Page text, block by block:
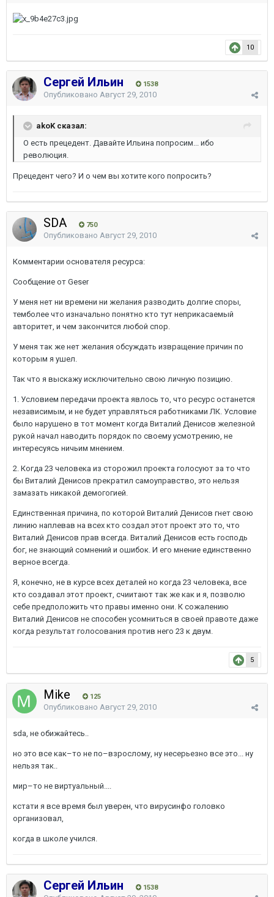
10
Сергей Ильин 1538
Опубликовано Август 29, 2010
akoK сказал:
О есть прецедент. Давайте Ильина попросим... ибо
революция.
Прецедент чего? И о чем вы хотите кого попросить?
SDA 750
Опубликовано Август 29, 2010
Комментарии основателя ресурса:
Сообщение от Geser
У меня нет ни времени ни желания разводить долгие споры,
темболее что изначально понятно кто тут неприкасаемый
авторитет, и чем закончится любой спор.
У меня так же нет желания обсуждать извращение причин по
которым я ушел.
Так что я выскажу исключительно свою личную позицию.
1. Условием передачи проекта явлось то, что ресурс останется
независимым, и не будет управляться работниками ЛК. Условие
было нарушено в тот момент когда Виталий Денисов железной
рукой начал наводить порядок по своему усмотрению, не
интересуясь ничьим мнением.
2. Когда 23 человека из сторожил проекта голосуют за то что
бы Виталий Денисов прекратил самоуправство, это нельзя
замазать никакой демогогией.
Единственная причина, по которой Виталий Денисов гнет свою
линию наплевав на всех кто создал этот проект это то, что
Виталий Денисов прав всегда. Виталий Денисов есть господь
бог, не знающий сомнений и ошибок. И его мнение единственно
верное всегда.
Я, конечно, не в курсе всех деталей но когда 23 человека, все
кто создавал этот проект, счиитают так же как и я, позволю
себе предположить что правы именно они. К сожалению
Виталий Денисов не способен усомниться в своей правоте даже
когда результат голосования против него 23 к двум.
5
Mike 125
Опубликовано Август 29, 2010
sda, не обижайтесь..
но это все как–то не по–взрослому, ну несерьезно все это... ну
нельзя так..
мир–то не виртуальный....
кстати я все время был уверен, что вирусинфо головко
организовал,
когда в школе учился.
Сергей Ильин 1538